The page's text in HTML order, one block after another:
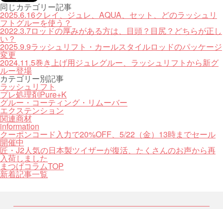
同じカテゴリー記事
2025.6.16クレイ、ジュレ、AQUA、セット、どのラッシュリ
フトグルーを使う？
2022.3.7ロッドの厚みがある方は、目頭？目尻？どちらが正し
い？
2025.9.9ラッシュリフト・カールスタイルロッドのパッケージ
変更
2024.11.5巻き上げ用ジュレグルー、ラッシュリフトから新グ
ルー登場
カテゴリー別記事
ラッシュリフト
プレ処理剤Pure+K
グルー・コーティング・リムーバー
エクステンション
関連商材
information
クーポンコード入力で20%OFF、5/22（金）13時までセール
開催中
匠・J2人気の日本製ツイザーが復活、たくさんのお声から再
入荷しました
まつげコラムTOP
新着記事一覧